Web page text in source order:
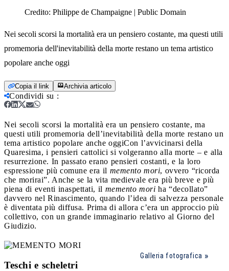
Credito: Philippe de Champaigne | Public Domain
Nei secoli scorsi la mortalità era un pensiero costante, ma questi utili
promemoria dell'inevitabilità della morte restano un tema artistico
popolare anche oggi
Copia il link Archivia articolo
Condividi su :
Nei secoli scorsi la mortalità era un pensiero costante, ma
questi utili promemoria dell’inevitabilità della morte restano un
tema artistico popolare anche oggiCon l’avvicinarsi della
Quaresima, i pensieri cattolici si volgeranno alla morte – e alla
resurrezione. In passato erano pensieri costanti, e la loro
espressione più comune era il memento mori, ovvero “ricorda
che morirai”. Anche se la vita medievale era più breve e più
piena di eventi inaspettati, il memento mori ha “decollato”
davvero nel Rinascimento, quando l’idea di salvezza personale
è diventata più diffusa. Prima di allora c’era un approccio più
collettivo, con un grande immaginario relativo al Giorno del
Giudizio.
Galleria fotografica
Teschi e scheletri